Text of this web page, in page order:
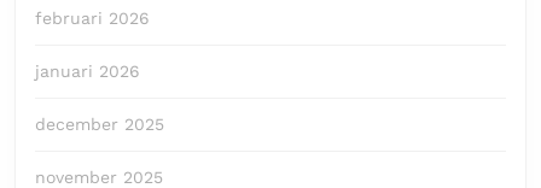
februari 2026
januari 2026
december 2025
november 2025